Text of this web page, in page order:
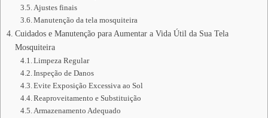
Ajustes finais
Manutenção da tela mosquiteira
Cuidados e Manutenção para Aumentar a Vida Útil da Sua Tela
Mosquiteira
Limpeza Regular
Inspeção de Danos
Evite Exposição Excessiva ao Sol
Reaproveitamento e Substituição
Armazenamento Adequado